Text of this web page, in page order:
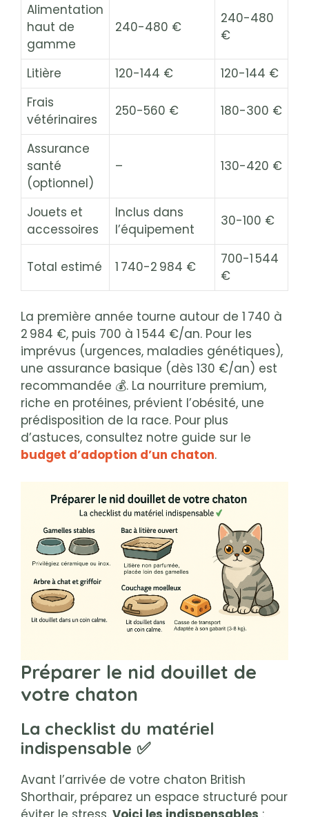
Alimentation
haut de
gamme
240-480 €
240-480
€
Litière 120-144 €
120-144 €
Frais
vétérinaires
250-560 € 180-300 €
Assurance
santé
(optionnel)
– 130-420 €
Jouets et
accessoires
Inclus dans
l’équipement
30-100 €
Total estimé 1 740-2 984 €
700-1 544
€
La première année tourne autour de 1 740 à
2 984 €, puis 700 à 1 544 €/an. Pour les
imprévus (urgences, maladies génétiques),
une assurance basique (dès 130 €/an) est
recommandée 💰. La nourriture premium,
riche en protéines, prévient l’obésité, une
prédisposition de la race. Pour plus
d’astuces, consultez notre guide sur le
budget d’adoption d’un chaton.
Préparer le nid douillet de
votre chaton
La checklist du matériel
indispensable ✅
Avant l’arrivée de votre chaton British
Shorthair, préparez un espace structuré pour